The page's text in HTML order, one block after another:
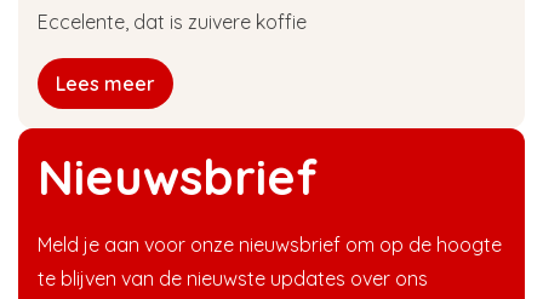
Nieuwsbrief
Meld je aan voor onze nieuwsbrief om op de hoogte
te blijven van de nieuwste updates over ons
Eccelente, dat is zuivere koffie
Lees meer